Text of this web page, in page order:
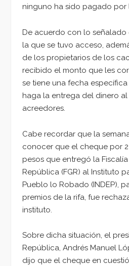
ninguno ha sido pagado por
De acuerdo con lo señalado
la que se tuvo acceso,
de los propietarios de los
recibido el monto que les
se tiene una fecha
haga la entrega del dinero
acreedores.
Cabe recordar que la
conocer que el cheque por
pesos que entregó la
República (FGR) al Instituto
Pueblo lo Robado (INDEP),
premios de la rifa, fue
instituto.
Sobre dicha situación, el
República, Andrés Manuel
dijo que el cheque en